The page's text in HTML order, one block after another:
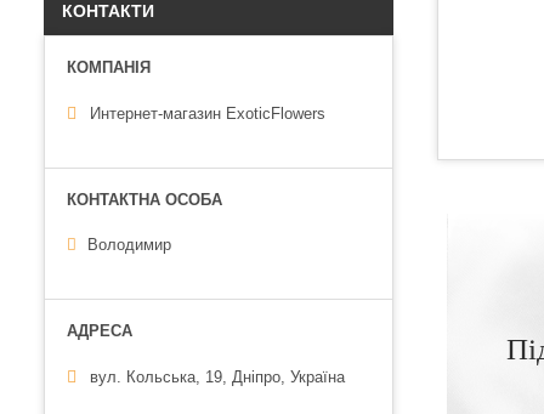
КОНТАКТИ
Интернет-магазин ExoticFlowers
Володимир
вул. Кольська, 19, Дніпро, Україна